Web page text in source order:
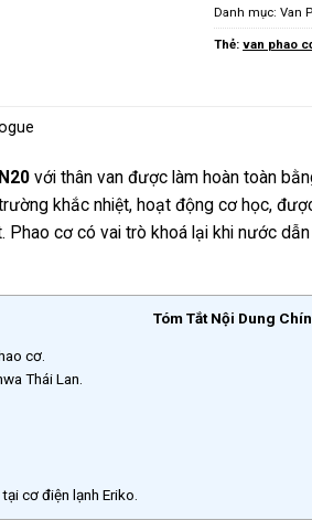
Danh mục:Van
Thẻ:van phao
với thân van được làm hoàn toàn
khắc nhiệt, hoạt động cơ học,
Phao cơ có vai trò khoá lại khi nước
Tóm Tắt Nội Dung
cơ.
Thái Lan.
cơ điện lạnh Eriko.